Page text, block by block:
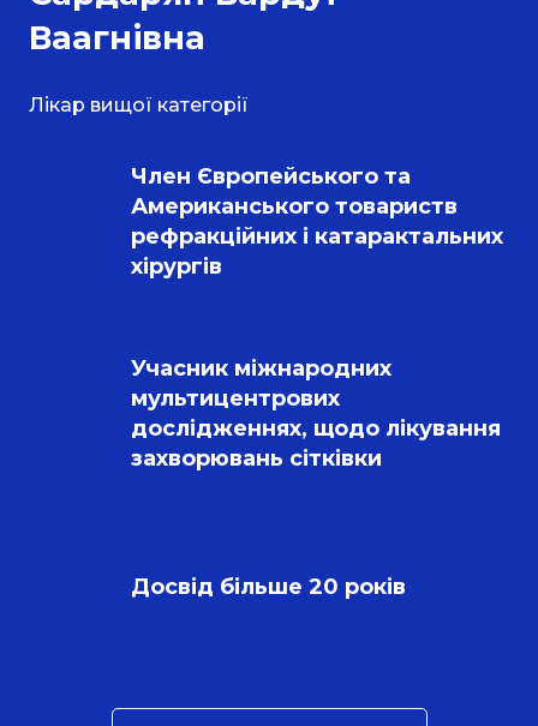
Ваагнівна
Лікар вищої категорії
Член Європейського та
Американського товариств
рефракційних і катарактальних
хірургів
Учасник міжнародних
мультицентрових
дослідженнях, щодо лікування
захворювань сітківки
Досвід більше 20 років